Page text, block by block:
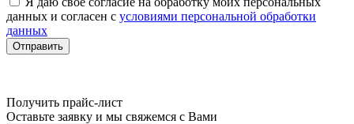
данных и согласен с условиями персональной обработки
данных
Отправить
Получить прайс-лист
Оставьте заявку и мы свяжемся с Вами